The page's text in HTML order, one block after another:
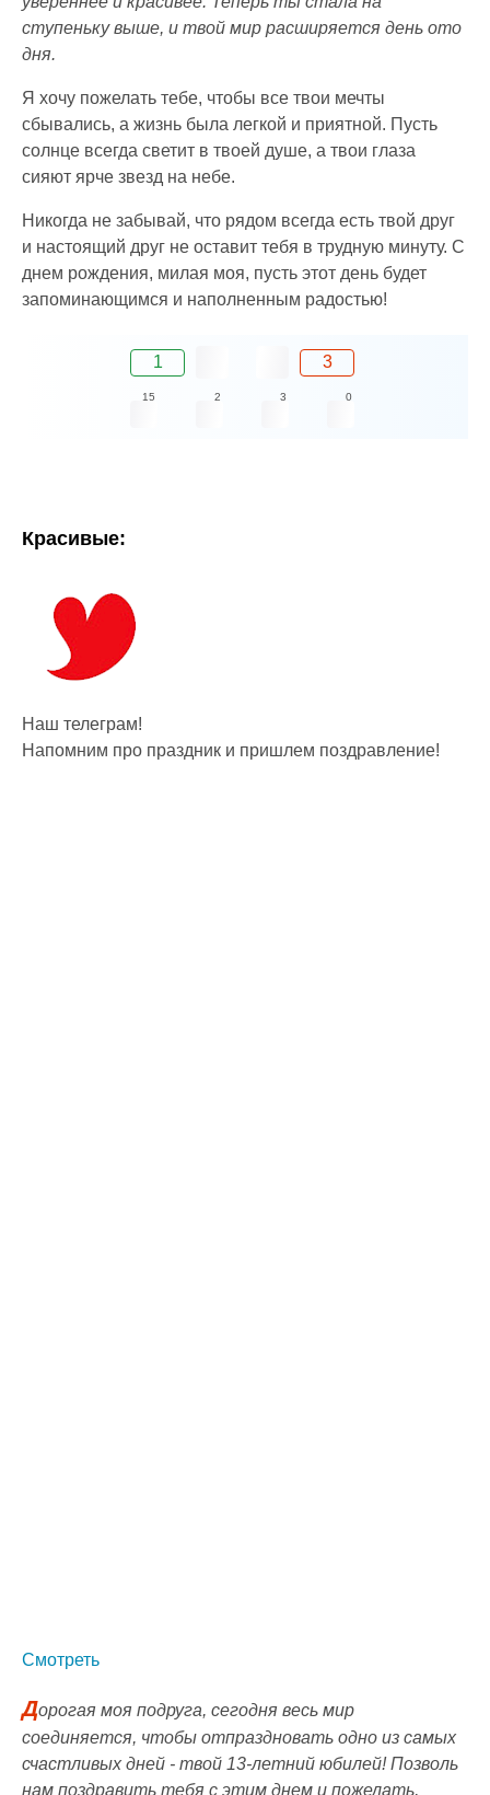
ступеньку выше, и твой мир расширяется день ото
дня.
Я хочу пожелать тебе, чтобы все твои мечты
сбывались, а жизнь была легкой и приятной. Пусть
солнце всегда светит в твоей душе, а твои глаза
сияют ярче звезд на небе.
Никогда не забывай, что рядом всегда есть твой друг
и настоящий друг не оставит тебя в трудную минуту. С
днем рождения, милая моя, пусть этот день будет
запоминающимся и наполненным радостью!
1 3
15 2 3 0
Красивые:
Наш телеграм!
Напомним про праздник и пришлем поздравление!
Смотреть
Дорогая моя подруга, сегодня весь мир
соединяется, чтобы отпраздновать одно из самых
счастливых дней - твой 13-летний юбилей! Позволь
нам поздравить тебя с этим днем и пожелать,